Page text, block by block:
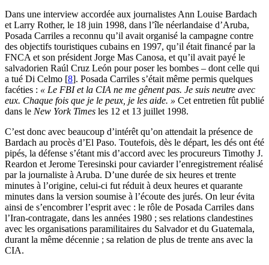
Dans une interview accordée aux journalistes Ann Louise Bardach
et Larry Rother, le 18 juin 1998, dans l’île néerlandaise d’Aruba,
Posada Carriles a reconnu qu’il avait organisé la campagne contre
des objectifs touristiques cubains en 1997, qu’il était financé par la
FNCA et son président Jorge Mas Canosa, et qu’il avait payé le
salvadorien Raúl Cruz León pour poser les bombes – dont celle qui
a tué Di Celmo [8]. Posada Carriles s’était même permis quelques
facéties : « Le FBI et la CIA ne me gênent pas. Je suis neutre avec
eux. Chaque fois que je le peux, je les aide. » Cet entretien fût publié
dans le New York Times les 12 et 13 juillet 1998.
C’est donc avec beaucoup d’intérêt qu’on attendait la présence de
Bardach au procès d’El Paso. Toutefois, dès le départ, les dés ont été
pipés, la défense s’étant mis d’accord avec les procureurs Timothy J.
Reardon et Jerome Teresinski pour caviarder l’enregistrement réalisé
par la journaliste à Aruba. D’une durée de six heures et trente
minutes à l’origine, celui-ci fut réduit à deux heures et quarante
minutes dans la version soumise à l’écoute des jurés. On leur évita
ainsi de s’encombrer l’esprit avec : le rôle de Posada Carriles dans
l’Iran-contragate, dans les années 1980 ; ses relations clandestines
avec les organisations paramilitaires du Salvador et du Guatemala,
durant la même décennie ; sa relation de plus de trente ans avec la
CIA.